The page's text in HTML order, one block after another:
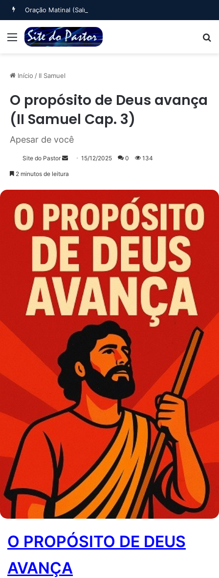
Oração Matinal (Salmo 5)
Menu
Início / II Samuel
O propósito de Deus avança
(II Samuel Cap. 3)
Apesar de você
Site do Pastor
Mande15/12/2025 0 134
2 minutos de leitura
O PROPÓSITO DE DEUS
AVANÇA